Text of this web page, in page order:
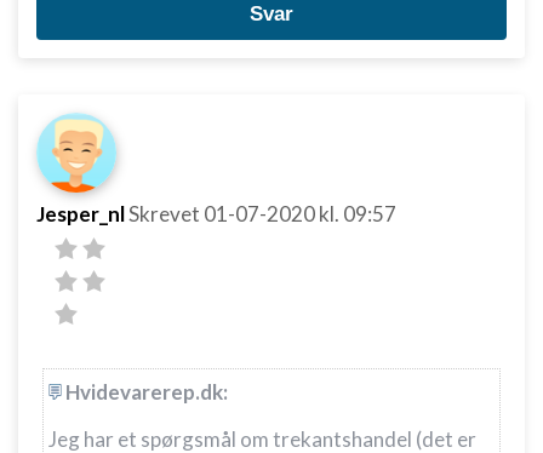
Svar
Jesper_nlSkrevet 01-07-2020kl. 09:57
Hvidevarerep.dk:
Jeg har et spørgsmål om trekantshandel (det er